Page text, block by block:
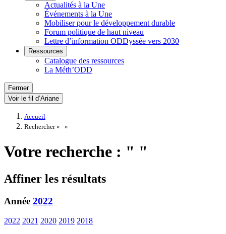
Actualités à la Une
Événements à la Une
Mobiliser pour le développement durable
Forum politique de haut niveau
Lettre d’information ODDyssée vers 2030
Ressources
Catalogue des ressources
La Méth’ODD
Fermer
Voir le fil d’Ariane
Accueil
Rechercher «
»
Votre recherche : " "
Affiner les résultats
Année 2022
2022 2021 2020 2019 2018